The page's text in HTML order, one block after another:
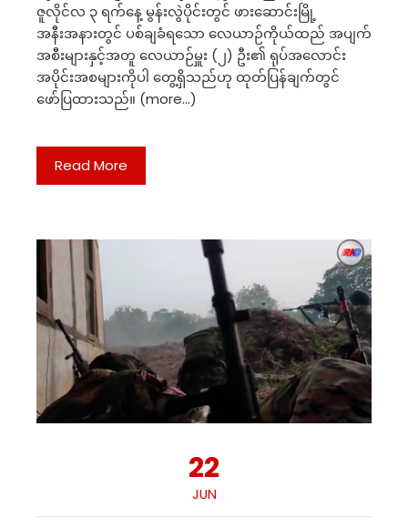
ဇူလိုင်လ ၃ ရက်နေ့ မွန်းလွဲပိုင်းတွင် ဖားဆောင်းမြို့
အနီးအနားတွင် ပစ်ချခံရသော လေယာဉ်ကိုယ်ထည် အပျက်
အစီးများနှင့်အတူ လေယာဉ်မှူး (၂) ဦး၏ ရုပ်အလောင်း
အပိုင်းအစများကိုပါ တွေ့ရှိသည်ဟု ထုတ်ပြန်ချက်တွင်
ဖော်ပြထားသည်။ (more…)
Read More
22
JUN